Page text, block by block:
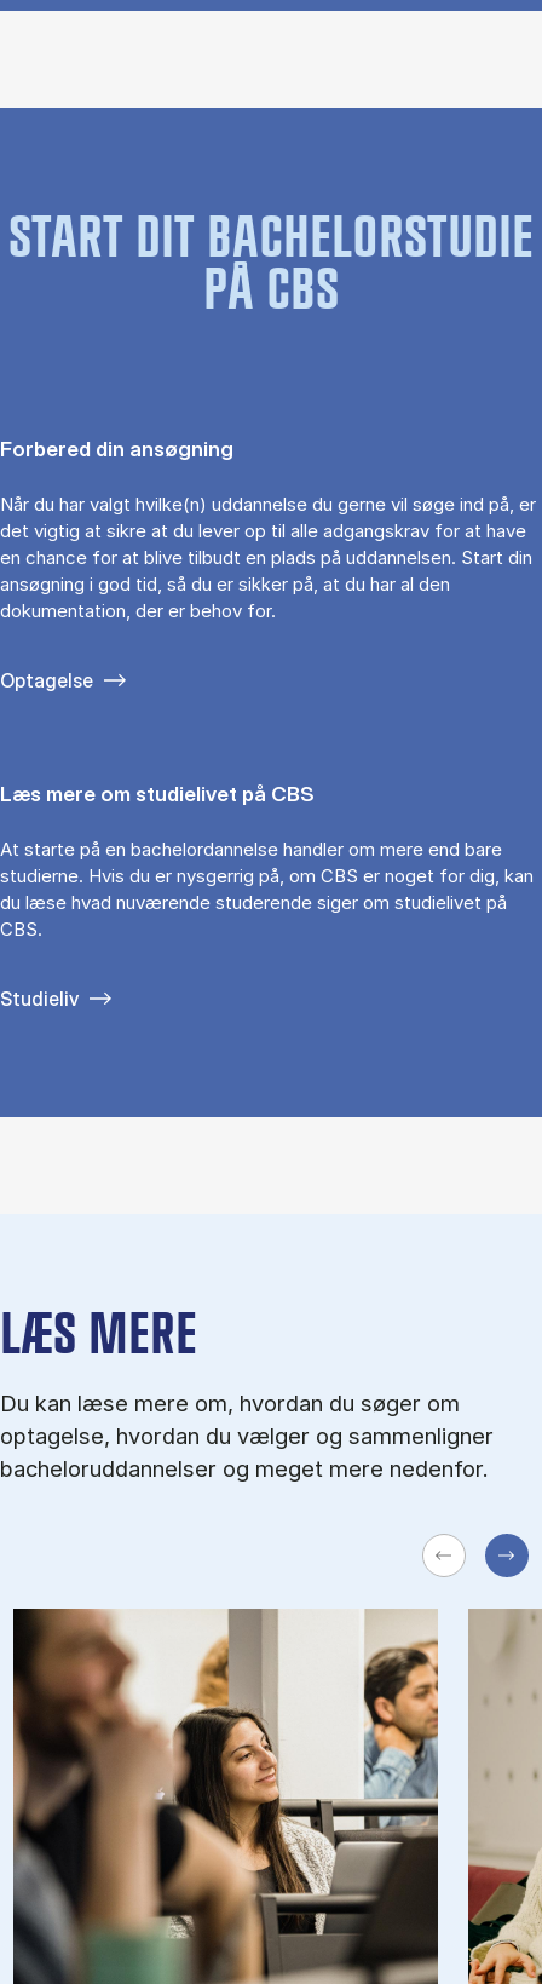
START DIT BACHELORSTUDIE
PÅ CBS
Forbered din ansøgning
Når du har valgt hvilke(n) uddannelse du gerne vil søge ind på, er
det vigtig at sikre at du lever op til alle adgangskrav for at have
en chance for at blive tilbudt en plads på uddannelsen. Start din
ansøgning i god tid, så du er sikker på, at du har al den
dokumentation, der er behov for.
Optagelse
Læs mere om studielivet på CBS
At starte på en bachelordannelse handler om mere end bare
studierne. Hvis du er nysgerrig på, om CBS er noget for dig, kan
du læse hvad nuværende studerende siger om studielivet på
CBS.
Studieliv
LÆS MERE
Du kan læse mere om, hvordan du søger om
optagelse, hvordan du vælger og sammenligner
bacheloruddannelser og meget mere nedenfor.